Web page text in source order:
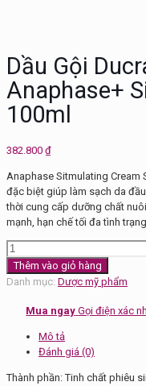
Dầu Gội
Anaphase+
100ml
382.800 ₫
Anaphase Sitmulating Cream
đặc biệt giúp làm sạch da
thời cung cấp dưỡng chất
mạnh, hạn chế tối đa tình
Dầu
Gội
Ducray
Sitmulating
lượng
Thêm vào giỏ hàng
Danh mục: Dược mỹ phẩm
Mua ngay Gọi điện xác
Mô tả
Đánh giá (0)
Thành phần: Tinh chất phiêu